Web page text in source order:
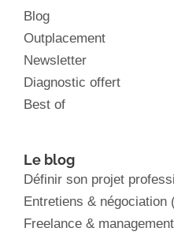
Blog
Outplacement
Newsletter
Diagnostic offert
Best of
Le blog
Définir son projet
Entretiens & négociation
Freelance &